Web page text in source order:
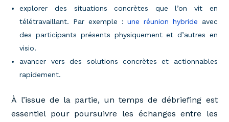
explorer des situations concrètes que l’on vit en
télétravaillant. Par exemple :une réunion hybride avec
des participants présents physiquement et d’autres en
visio.
avancer vers des solutions concrètes et actionnables
rapidement.
À l’issue de la partie, un temps de débriefing est
essentiel pour poursuivre les échanges entre les